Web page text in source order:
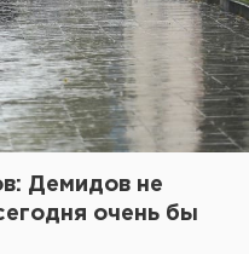
Демидов не
очень бы